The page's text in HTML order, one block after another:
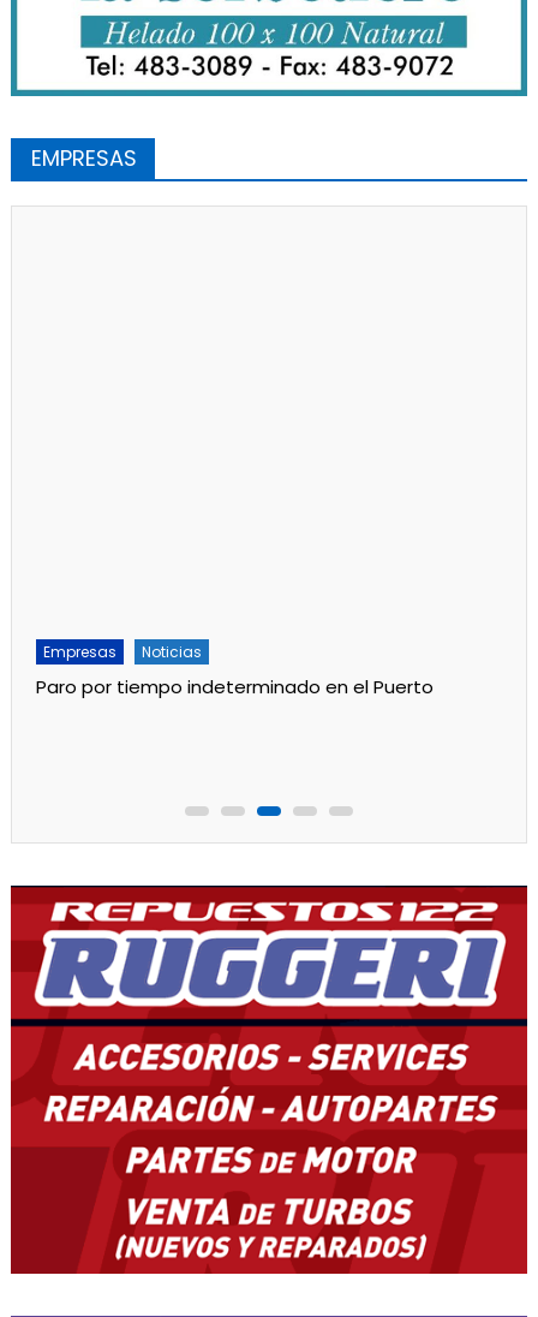
EMPRESAS
Empresas Noticias
Paro por tiempo indeterminado en el Puerto